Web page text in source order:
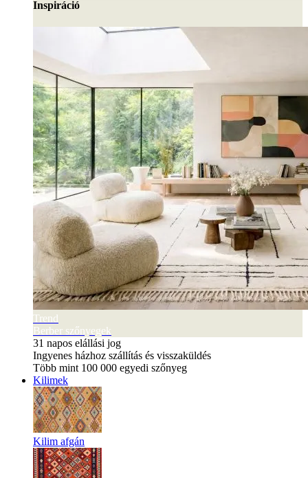
Inspiráció
Trend
Berber szőnyegek
31 napos elállási jog
Ingyenes házhoz szállítás és visszaküldés
Több mint 100 000 egyedi szőnyeg
Kilimek
Kilim afgán